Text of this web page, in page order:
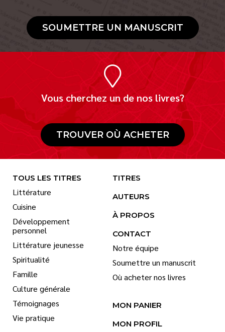
SOUMETTRE UN MANUSCRIT
Vous cherchez un de nos livres?
TROUVER OÙ ACHETER
TOUS LES TITRES
Littérature
Cuisine
Développement
personnel
Littérature jeunesse
Spiritualité
Famille
Culture générale
Témoignages
Vie pratique
TITRES
AUTEURS
À PROPOS
CONTACT
Notre équipe
Soumettre un manuscrit
Où acheter nos livres
MON PANIER
MON PROFIL